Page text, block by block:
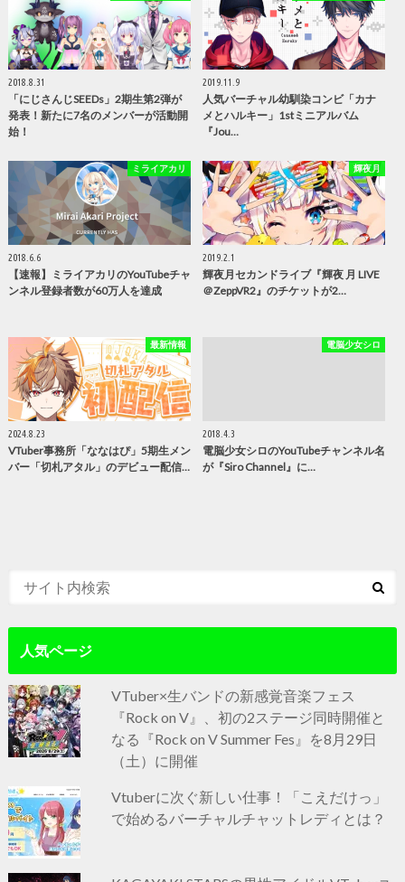
2018.8.31
「にじさんじSEEDs」2期生第2弾が
発表！新たに7名のメンバーが活動開
始！
2019.11.9
人気バーチャル幼馴染コンビ「カナ
メとハルキー」1stミニアルバム
『Jou…
ミライアカリ
2018.6.6
【速報】ミライアカリのYouTubeチャ
ンネル登録者数が60万人を達成
輝夜月
2019.2.1
輝夜月セカンドライブ『輝夜 月 LIVE
＠ZeppVR2』のチケットが2…
最新情報
2024.8.23
VTuber事務所「ななはぴ」5期生メン
バー「切札アタル」のデビュー配信…
電脳少女シロ
2018.4.3
電脳少女シロのYouTubeチャンネル名
が『Siro Channel』に…
人気ページ
VTuber×生バンドの新感覚音楽フェス
『Rock on V』、初の2ステージ同時開催と
なる『Rock on V Summer Fes』を8月29日
（土）に開催
Vtuberに次ぐ新しい仕事！「こえだけっ」
で始めるバーチャルチャットレディとは？